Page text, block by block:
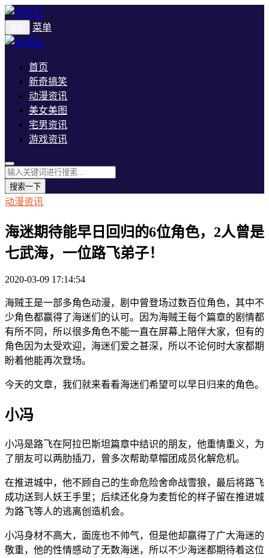
菜单
首页
新奇搞笑
动漫资讯
美女美图
宅男资讯
游戏资讯
搜索一下
动漫资讯
海迷期待能早日回归的6位角色，2人曾是
七武海，一位路飞弟子！
2020-03-09 17:14:54
海贼王是一部多角色动漫，剧中曾登场过数百位角色，其中不
少角色都赢得了海迷们的认可。因为海贼王每个篇章的剧情都
有所不同，所以很多角色不能一直在屏幕上陪伴大家，但有的
角色因为太受欢迎，海迷们爱之甚深，所以不论何时大家都期
盼着他能再次登场。
今天的文章，我们就来看看海迷们希望可以早日归来的角色。
小冯
小冯是路飞在阿拉巴斯坦篇章中结识的朋友，他重情重义，为
了朋友可以两肋插刀，曾多次帮助草帽团成员化解危机。
在推进城中，他不顾自己的生命危险舍命战雪狼，最后将路飞
成功送到人妖王手里；后续还化身为麦哲伦的样子留在推进城
为路飞等人的逃离创造机会。
小冯身材不高大，面庞也不帅气，但是他却赢得了广大海迷的
敬重，他的性情感动了无数海迷，所以不少海迷都期待着这位